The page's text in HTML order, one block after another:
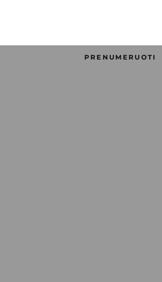
PRENUMERUOTI